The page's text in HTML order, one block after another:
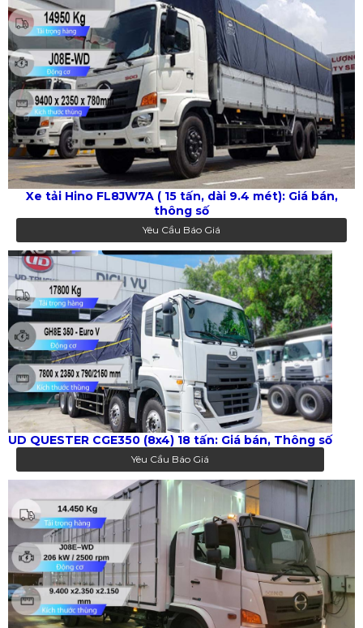
Xe tải Hino FL8JW7A ( 15 tấn, dài 9.4 mét): Giá bán,
thông số
Yêu Cầu Báo Giá
UD QUESTER CGE350 (8x4) 18 tấn: Giá bán, Thông số
Yêu Cầu Báo Giá